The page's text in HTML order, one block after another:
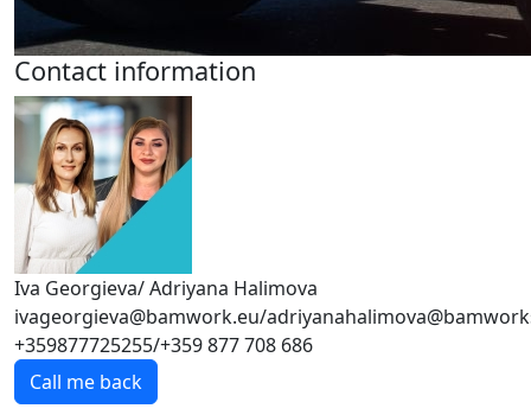
Contact information
Iva Georgieva/ Adriyana Halimova
ivageorgieva@bamwork.eu/
+359877725255/+359 877 708 686
Call me back